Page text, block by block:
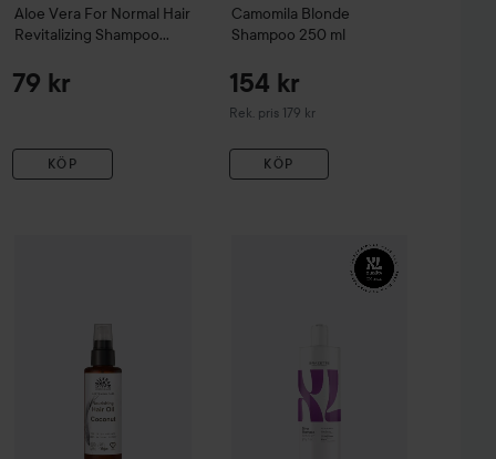
Aloe Vera For Normal Hair
Revitalizing Shampoo
79 kr
KÖP
Camomila Blonde
Shampoo 250 ml
154 kr
Rek. pris 179 kr
Rekommenderat pris 179 kr
KÖP
229 kr
Shampoo400 ml